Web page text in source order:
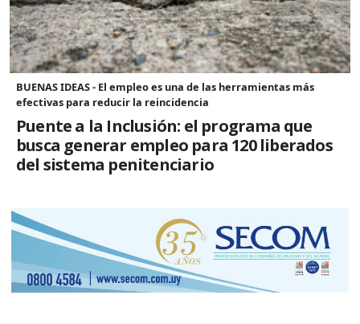
BUENAS IDEAS - El empleo es una de las herramientas más
efectivas para reducir la reincidencia
Puente a la Inclusión: el programa que
busca generar empleo para 120 liberados
del sistema penitenciario